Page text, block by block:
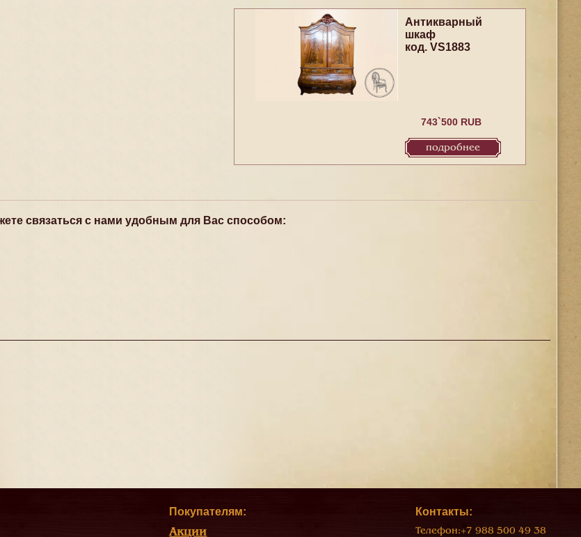
Антикварный
шкаф
код. VS1883
743`500 RUB
подробнее
связаться с нами удобным для Вас способом:
Покупателям:
Акции
Контакты:
Телефон:+7 988 500 49 38